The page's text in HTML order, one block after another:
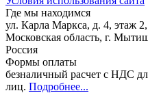
Где мы находимся
ул. Карла Маркса, д. 4, этаж
Московская область, г.
Россия
Формы оплаты
безналичный расчет с НДС
лиц. Подробнее...